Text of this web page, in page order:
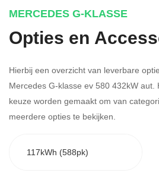
MERCEDES G-KLASSE
Opties en
Hierbij een overzicht van leverbare
Mercedes G-klasse ev 580 432kW aut.
keuze worden gemaakt om van
meerdere opties te bekijken.
117kWh (588pk)